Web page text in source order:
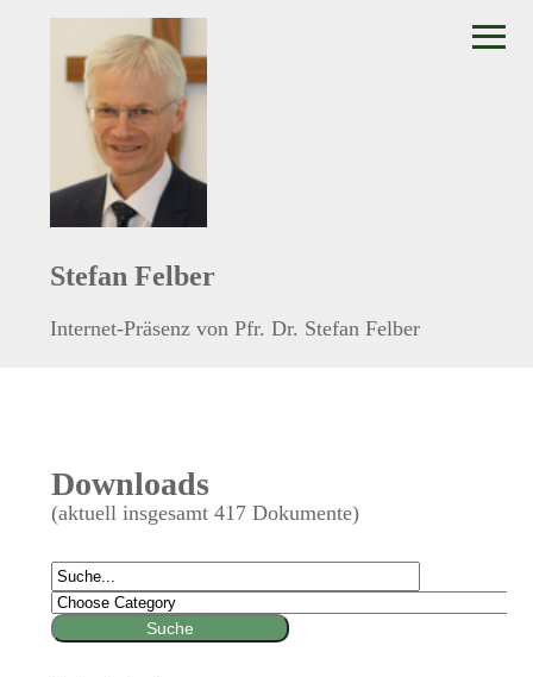
Stefan Felber
Internet-Präsenz von Pfr. Dr. Stefan Felber
Downloads
(aktuell insgesamt 417 Dokumente)
≡